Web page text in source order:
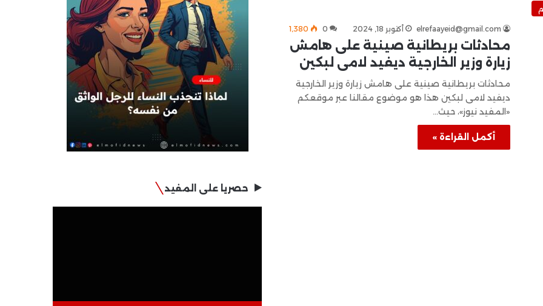
elrefaayeid@gmail.com أكتوبر 18, 2024 0 1٬380
محادثات بريطانية صينية على هامش
زيارة وزير الخارجية ديفيد لامى لبكين
محادثات بريطانية صينية على هامش زيارة وزير الخارجية
ديفيد لامى لبكين هذا هو موضوع مقالنا عبر موقعكم
«المفيد نيوز»، حيث…
أكمل القراءة »
حصريا على المفيد